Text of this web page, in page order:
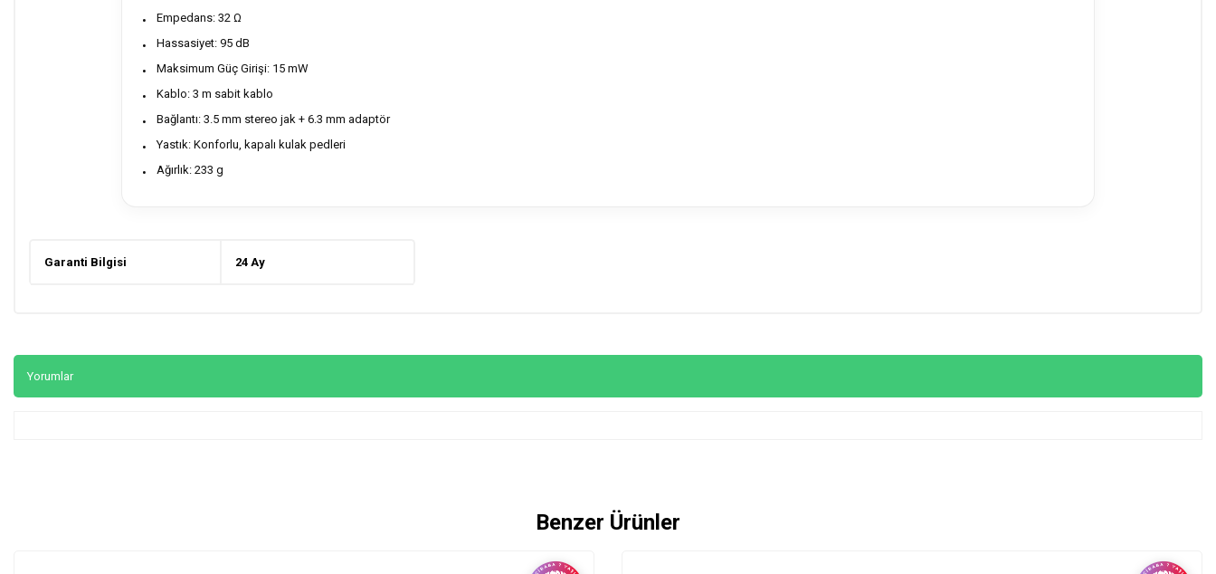
Empedans: 32 Ω
Hassasiyet: 95 dB
Maksimum Güç Girişi: 15 mW
Kablo: 3 m sabit kablo
Bağlantı: 3.5 mm stereo jak + 6.3 mm adaptör
Yastık: Konforlu, kapalı kulak pedleri
Ağırlık: 233 g
Garanti Bilgisi 24 Ay
Yorumlar
Benzer Ürünler